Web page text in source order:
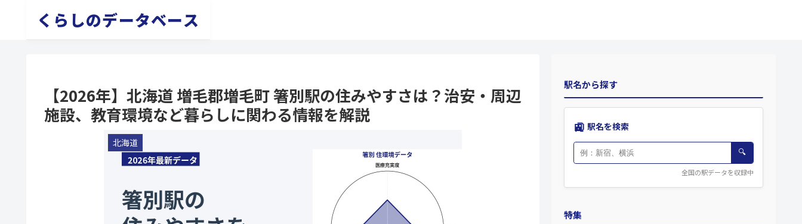
くらしのデータベース
【2026年】北海道 増毛郡増毛町 箸別駅の住みやすさは？治安・周辺
施設、教育環境など暮らしに関わる情報を解説
北海道
駅名から探す
🚉 駅名を検索
🔍
全国の駅データを収録中
特集